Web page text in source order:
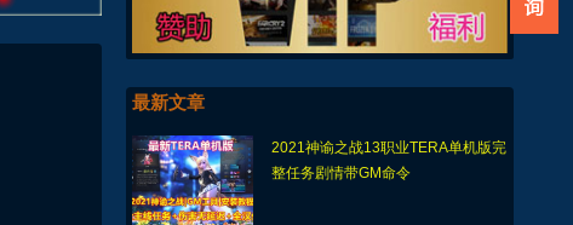
最新文章
2021神谕之战13职业TERA单机版完
整任务剧情带GM命令